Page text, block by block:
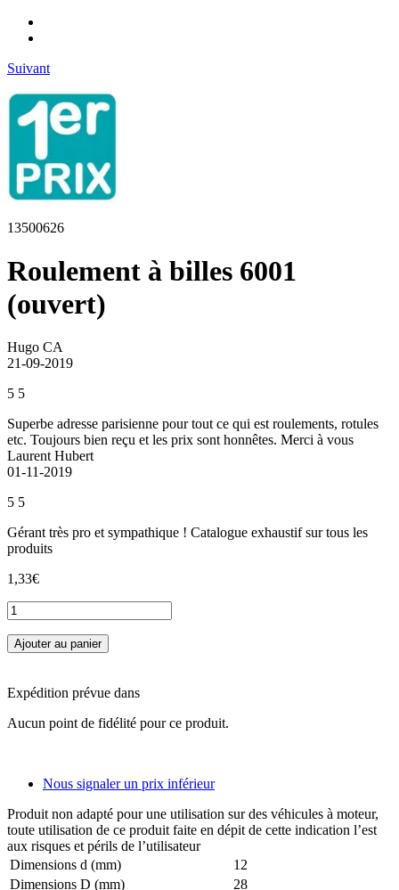
Suivant
13500626
Roulement à billes 6001
(ouvert)
Hugo CA
21-09-2019
5 5
Superbe adresse parisienne pour tout ce qui est roulements, rotules
etc. Toujours bien reçu et les prix sont honnêtes. Merci à vous
Laurent Hubert
01-11-2019
5 5
Gérant très pro et sympathique ! Catalogue exhaustif sur tous les
produits
1,33€
Ajouter au panier
Expédition prévue dans
Aucun point de fidélité pour ce produit.
Nous signaler un prix inférieur
Produit non adapté pour une utilisation sur des véhicules à moteur,
toute utilisation de ce produit faite en dépit de cette indication l’est
aux risques et périls de l’utilisateur
Dimensions d (mm)
12
Dimensions D (mm)
28